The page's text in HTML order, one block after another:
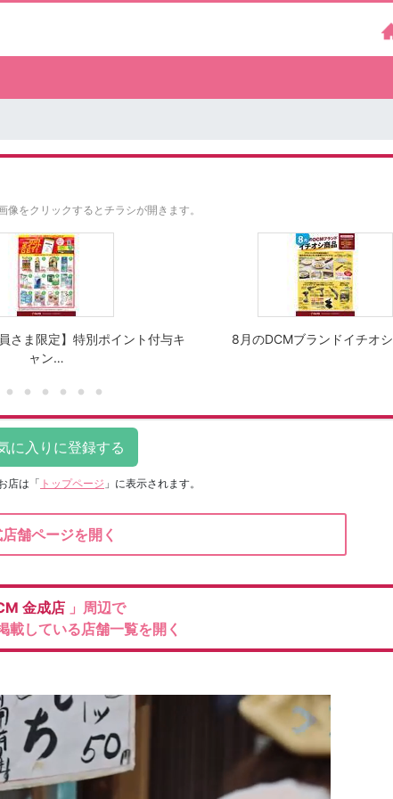
像をクリックするとチラシが開きます。
さま限定】特別ポイント付与キ
ャン…
8月のDCMブランドイチオ
店は 「 トップページ 」に表示されます。
舗ページを開く
金成店 」周辺で
載している店舗一覧を開く